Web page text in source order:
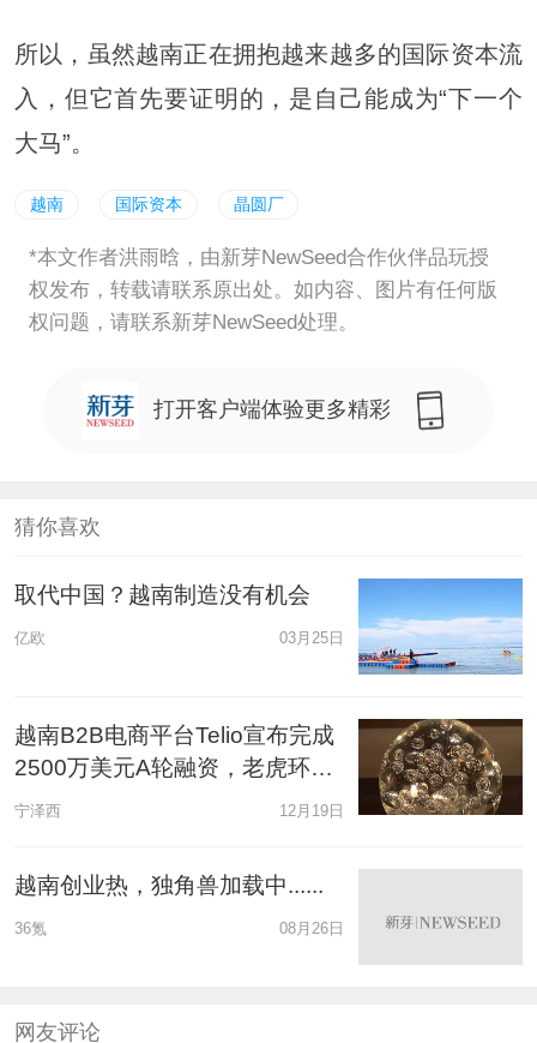
所以，虽然越南正在拥抱越来越多的国际资本流
入，但它首先要证明的，是自己能成为“下一个
大马”。
越南 国际资本 晶圆厂
*本文作者洪雨晗，由新芽NewSeed合作伙伴品玩授
权发布，转载请联系原出处。如内容、图片有任何版
权问题，请联系新芽NewSeed处理。
打开客户端体验更多精彩
猜你喜欢
取代中国？越南制造没有机会
亿欧 03月25日
越南B2B电商平台Telio宣布完成
2500万美元A轮融资，老虎环球
基金领投
宁泽西 12月19日
越南创业热，独角兽加载中......
36氪 08月26日
网友评论